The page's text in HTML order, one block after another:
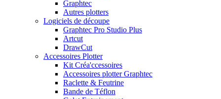
Graphtec
Autres plotters
Logiciels de découpe
Graphtec Pro Studio Plus
Artcut
DrawCut
Accessoires Plotter
Kit Créa'ccessoires
Accessoires plotter Graphtec
Raclette & Feutrine
Bande de Téflon